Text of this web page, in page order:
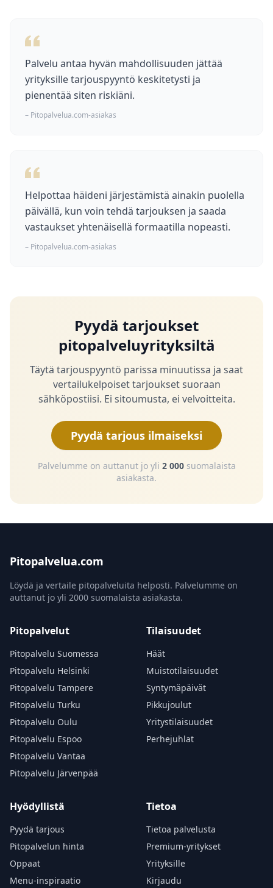
Palvelu antaa hyvän mahdollisuuden jättää
yrityksille tarjouspyyntö keskitetysti ja
pienentää siten riskiäni.
– Pitopalvelua.com-asiakas
Helpottaa häideni järjestämistä ainakin puolella
päivällä, kun voin tehdä tarjouksen ja saada
vastaukset yhtenäisellä formaatilla nopeasti.
– Pitopalvelua.com-asiakas
Pyydä tarjoukset
pitopalveluyrityksiltä
Täytä tarjouspyyntö parissa minuutissa ja saat
vertailukelpoiset tarjoukset suoraan
sähköpostiisi. Ei sitoumusta, ei velvoitteita.
Pyydä tarjous ilmaiseksi
Palvelumme on auttanut jo yli 2 000suomalaista
asiakasta.
Pitopalvelua.com
Löydä ja vertaile pitopalveluita helposti. Palvelumme on
auttanut jo yli 2000 suomalaista asiakasta.
Pitopalvelut
Pitopalvelu Suomessa
Pitopalvelu Helsinki
Pitopalvelu Tampere
Pitopalvelu Turku
Pitopalvelu Oulu
Pitopalvelu Espoo
Pitopalvelu Vantaa
Pitopalvelu Järvenpää
Tilaisuudet
Häät
Muistotilaisuudet
Syntymäpäivät
Pikkujoulut
Yritystilaisuudet
Perhejuhlat
Hyödyllistä
Pyydä tarjous
Pitopalvelun hinta
Oppaat
Menu-inspiraatio
Tietoa
Tietoa palvelusta
Premium-yritykset
Yrityksille
Kirjaudu